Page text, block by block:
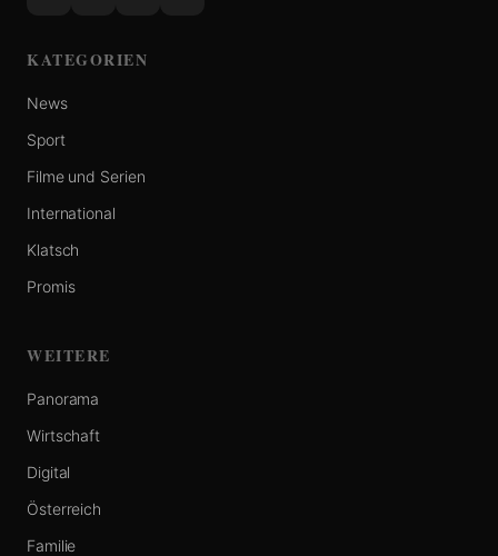
KATEGORIEN
News
Sport
Filme und Serien
International
Klatsch
Promis
WEITERE
Panorama
Wirtschaft
Digital
Österreich
Familie